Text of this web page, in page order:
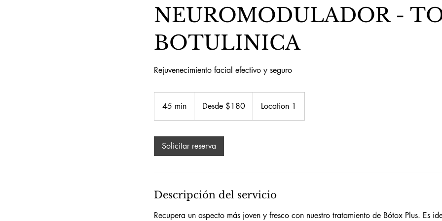
NEUROMODULADOR -
BOTULINICA
Rejuvenecimiento facial efectivo y seguro
45 min
5
dólares
estadounidenses
Desde $180 Location 1
Solicitar reserva
Descripción del servicio
Recupera un aspecto más joven y fresco con nuestro tratamiento de Bótox Plus. Es